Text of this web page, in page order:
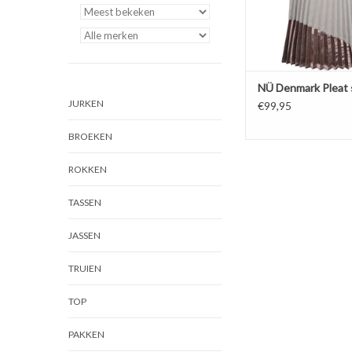
JURKEN
BROEKEN
ROKKEN
TASSEN
JASSEN
TRUIEN
TOP
PAKKEN
NÜ Denmark Pleat
€99,95